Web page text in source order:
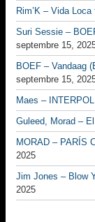
Rim’K – Vida
Suri Sessie –
septembre 15,
BOEF – Vandaag
septembre 15,
Maes –
Guleed, Morad –
MORAD – PARÍS
2025
Jim Jones – Blow
2025